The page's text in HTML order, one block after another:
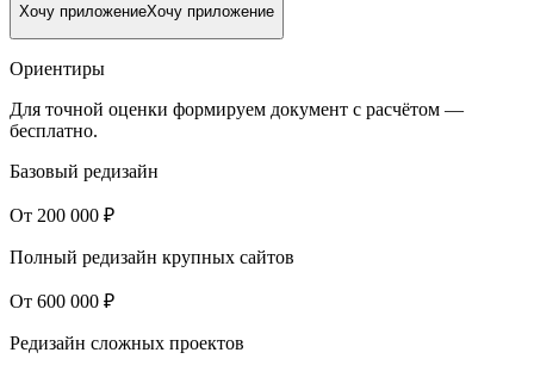
Хочу приложениеХочу приложение
Ориентиры
Для точной оценки формируем документ с расчётом —
бесплатно.
Базовый редизайн
От 200 000 ₽
Полный редизайн крупных сайтов
От 600 000 ₽
Редизайн сложных проектов